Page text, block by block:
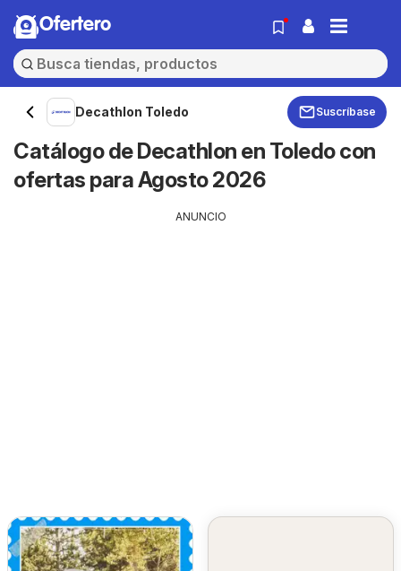
Ofertero
Decathlon Toledo Suscríbase
Catálogo de Decathlon en Toledo con
ofertas para Agosto 2026
ANUNCIO